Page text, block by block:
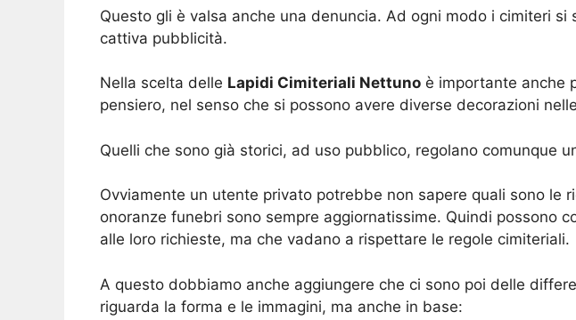
Questo gli è valsa anche una denuncia. Ad ogni modo i cimiteri
cattiva pubblicità.
Nella scelta delle Lapidi Cimiteriali Nettuno è importante anche
pensiero, nel senso che si possono avere diverse decorazioni
Quelli che sono già storici, ad uso pubblico, regolano comunque
Ovviamente un utente privato potrebbe non sapere quali sono
onoranze funebri sono sempre aggiornatissime. Quindi possono
alle loro richieste, ma che vadano a rispettare le regole cimiteriali.
A questo dobbiamo anche aggiungere che ci sono poi delle
riguarda la forma e le immagini, ma anche in base: